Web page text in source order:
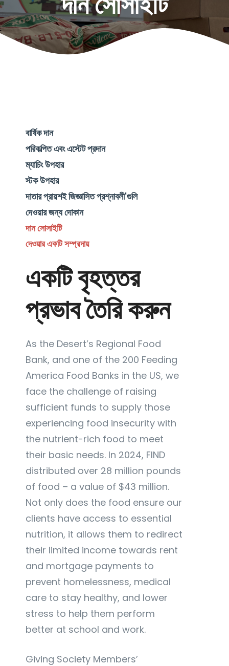
বার্ষিক দান
পরিকল্পিত এবং এস্টেট প্রদান
ম্যাচিং উপহার
স্টক উপহার
দাতার প্রায়শই জিজ্ঞাসিত প্রশ্নাবলী'গুলি
দেওয়ার জন্য দোকান
দান সোসাইটি
দেওয়ার একটি সম্প্রদায়
একটি বৃহত্তর
প্রভাব তৈরি করুন
As the Desert’s Regional Food
Bank, and one of the 200 Feeding
America Food Banks in the US, we
face the challenge of raising
sufficient funds to supply those
experiencing food insecurity with
the nutrient-rich food to meet
their basic needs. In 2024, FIND
distributed over 28 million pounds
of food – a value of $43 million.
Not only does the food ensure our
clients have access to essential
nutrition, it allows them to redirect
their limited income towards rent
and mortgage payments to
prevent homelessness, medical
care to stay healthy, and lower
stress to help them perform
better at school and work.
Giving Society Members’